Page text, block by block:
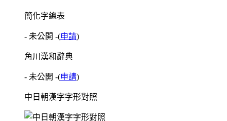
簡化字總表
- 未公開 -(申請)
角川漢和辭典
- 未公開 -(申請)
中日朝漢字字形對照